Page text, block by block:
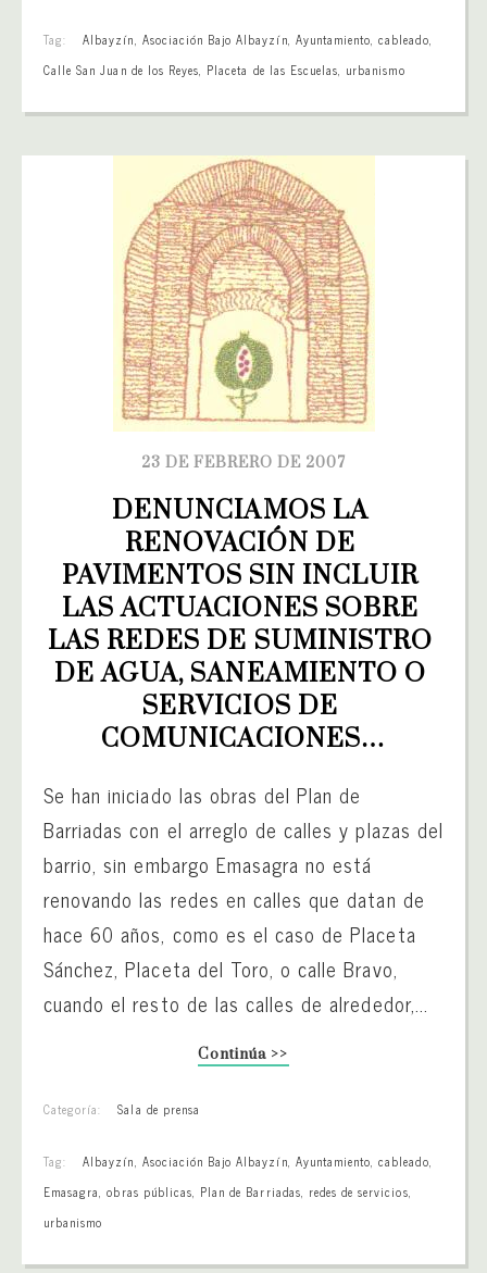
Tag: Albayzín, Asociación Bajo Albayzín, Ayuntamiento,cableado,
Calle San Juan de los Reyes, Placeta de las Escuelas, urbanismo
23 DE FEBRERO DE 2007
DENUNCIAMOS LA
RENOVACIÓN DE
PAVIMENTOS SIN INCLUIR
LAS ACTUACIONES SOBRE
LAS REDES DE SUMINISTRO
DE AGUA, SANEAMIENTO O
SERVICIOS DE
COMUNICACIONES…
Se han iniciado las obras del Plan de
Barriadas con el arreglo de calles y plazas del
barrio, sin embargo Emasagra no está
renovando las redes en calles que datan de
hace 60 años, como es el caso de Placeta
Sánchez, Placeta del Toro, o calle Bravo,
cuando el resto de las calles de alrededor,...
Continúa >>
Categoría: Sala de prensa
Tag: Albayzín, Asociación Bajo Albayzín, Ayuntamiento,cableado,
Emasagra,obras públicas, Plan de Barriadas, redes de servicios,
urbanismo